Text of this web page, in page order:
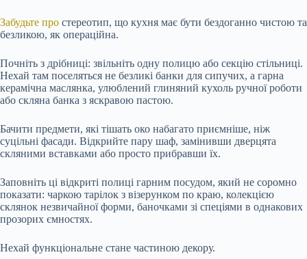
Забудьте про стереотип, що кухня має бути бездоганно чистою та
безликою, як операційна.
Почніть з дрібниці: звільніть одну полицю або секцію стільниці.
Нехай там поселяться не безликі банки для сипучих, а гарна
керамічна маслянка, улюблений глиняний кухоль ручної роботи
або скляна банка з яскравою пастою.
Бачити предмети, які тішать око набагато приємніше, ніж
суцільні фасади. Відкрийте пару шаф, замінивши дверцята
скляними вставками або просто прибравши їх.
Заповніть ці відкриті полиці гарним посудом, який не соромно
показати: чаркою тарілок з візерунком по краю, колекцією
склянок незвичайної форми, баночками зі спеціями в однакових
прозорих ємностях.
Нехай функціональне стане частиною декору.